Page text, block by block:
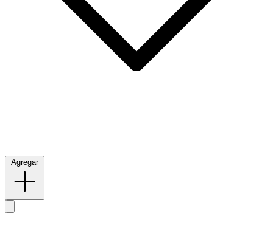
Agregar